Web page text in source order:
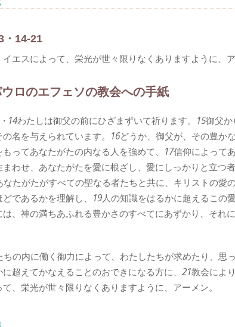
・14-21
エスによって、栄光が世々限りなくありますように、ア
ロのエフェソの教会への手紙
14わたしは御父の前にひざまずいて祈ります。 15御父か
名を与えられています。 16どうか、御父が、その豊か
ってあなたがたの内なる人を強めて、 17信仰によって
まわせ、あなたがたを愛に根ざし、愛にしっかりと立つ
なたがたがすべての聖なる者たちと共に、キリストの愛
であるかを理解し、 19人の知識をはるかに超えるこの
は、神の満ちあふれる豊かさのすべてにあずかり、それ
ちの内に働く御力によって、わたしたちが求めたり、思
超えてかなえることのおできになる方に、 21教会によ
、栄光が世々限りなくありますように、アーメン。